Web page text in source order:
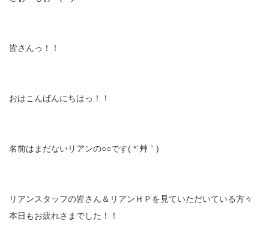
皆さんっ！！
おはこんばんにちはっ！！
名前はまだないリアンの○○です( *´艸｀)
リアンスタッフの皆さん＆リアンＨＰを見ていただいている方々
本日もお疲れさまでした！！